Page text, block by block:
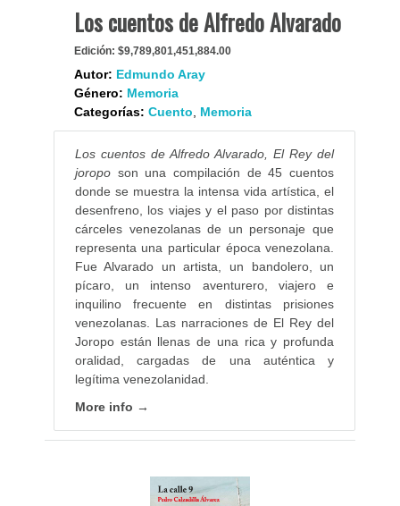
Los cuentos de Alfredo Alvarado
Edición: $9,789,801,451,884.00
Autor: Edmundo Aray
Género: Memoria
Categorías: Cuento Memoria
Los cuentos de Alfredo Alvarado, El Rey del
joropo son una compilación de 45 cuentos
donde se muestra la intensa vida artística, el
desenfreno, los viajes y el paso por distintas
cárceles venezolanas de un personaje que
representa una particular época venezolana.
Fue Alvarado un artista, un bandolero, un
pícaro, un intenso aventurero, viajero e
inquilino frecuente en distintas prisiones
venezolanas. Las narraciones de El Rey del
Joropo están llenas de una rica y profunda
oralidad, cargadas de una auténtica y
legítima venezolanidad.
More info →